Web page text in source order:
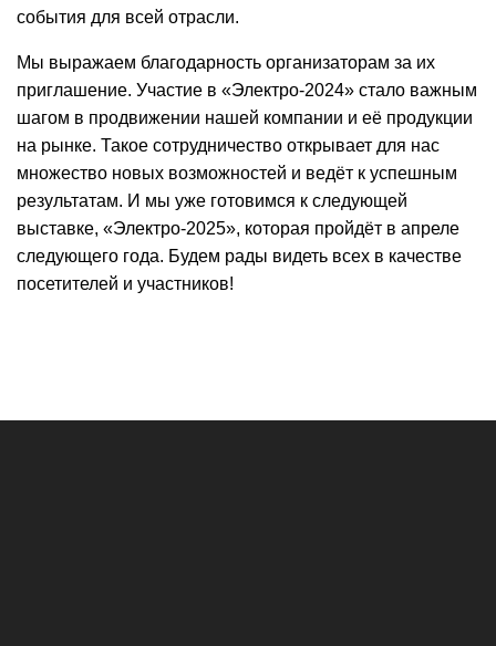
события для всей отрасли.
Мы выражаем благодарность организаторам за их
приглашение. Участие в «Электро-2024» стало важным
шагом в продвижении нашей компании и её продукции
на рынке. Такое сотрудничество открывает для нас
множество новых возможностей и ведёт к успешным
результатам. И мы уже готовимся к следующей
выставке, «Электро-2025», которая пройдёт в апреле
следующего года. Будем рады видеть всех в качестве
посетителей и участников!